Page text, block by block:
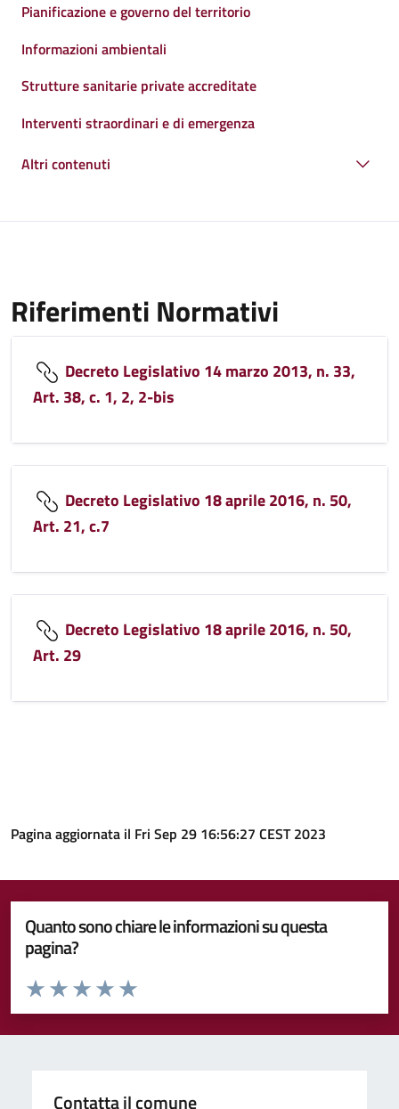
Pianificazione e governo del territorio
Informazioni ambientali
Strutture sanitarie private accreditate
Interventi straordinari e di emergenza
Altri contenuti
Riferimenti Normativi
Decreto Legislativo 14 marzo 2013, n. 33,
Art. 38, c. 1, 2, 2-bis
Decreto Legislativo 18 aprile 2016, n. 50,
Art. 21, c.7
Decreto Legislativo 18 aprile 2016, n. 50,
Art. 29
Pagina aggiornata il Fri Sep 29 16:56:27 CEST 2023
Quanto sono chiare le informazioni su questa
pagina?
Valuta da 1 a 5 stelle la pagina
Valuta 5 stelle su 5
Valuta 4 stelle su 5
Valuta 3 stelle su 5
Valuta 2 stelle su 5
Valuta 1 stelle su 5
Contatta il comune